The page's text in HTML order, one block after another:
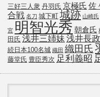
三好三人衆 丹羽氏 京極氏 佐
合戦 名刀 城下町 城跡 山崎氏
宮 明智光秀 朝倉氏
田氏 浅井三姉妹 浅井長政
続日本100名城 織田 織田氏
藤堂氏 豊臣秀次 足利義昭